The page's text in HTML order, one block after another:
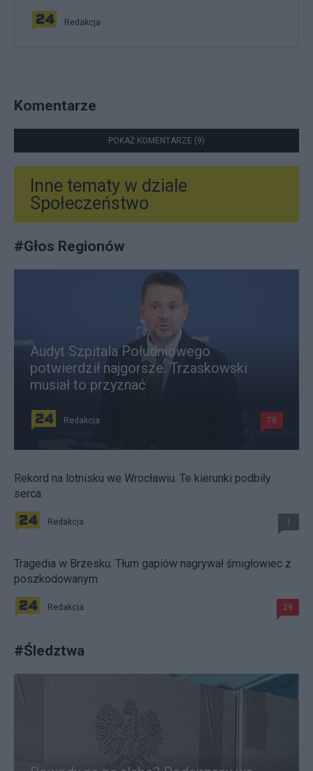
Redakcja
Komentarze
POKAŻ KOMENTARZE (9)
Inne tematy w dziale
Społeczeństwo
#Głos Regionów
Audyt Szpitala Południowego
potwierdził najgorsze. Trzaskowski
musiał to przyznać
Redakcja 79
Rekord na lotnisku we Wrocławiu. Te kierunki podbiły
serca
Redakcja 1
Tragedia w Brzesku. Tłum gapiów nagrywał śmigłowiec z
poszkodowanym
Redakcja 29
#Śledztwa